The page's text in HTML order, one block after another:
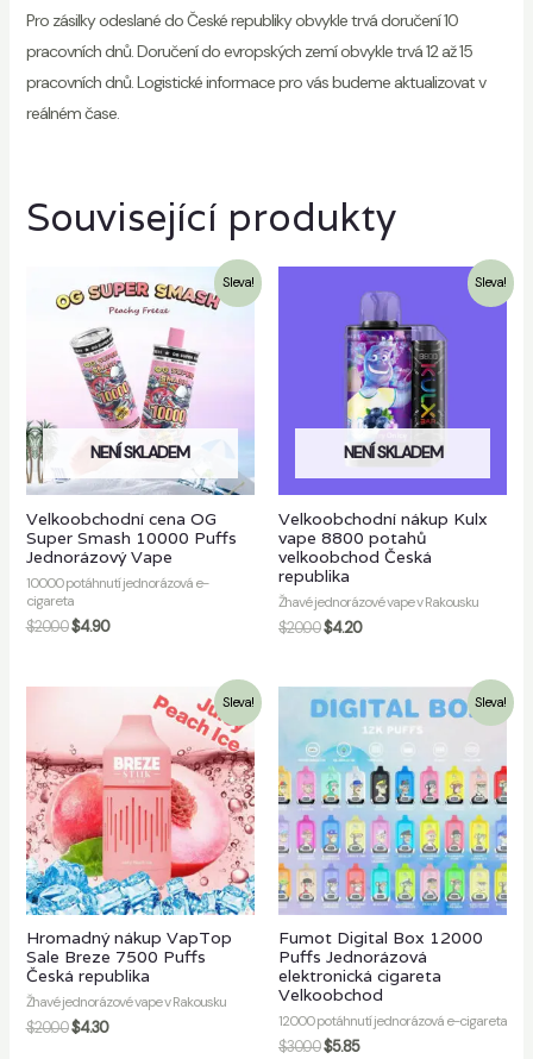
Pro zásilky odeslané do České republiky obvykle trvá doručení 10
pracovních dnů. Doručení do evropských zemí obvykle trvá 12 až 15
pracovních dnů. Logistické informace pro vás budeme aktualizovat v
reálném čase.
Související produkty
Sleva!
NENÍ SKLADEM
Velkoobchodní cena OG
Super Smash 10000 Puffs
Jednorázový Vape
10000 potáhnutí jednorázová e-
cigareta
$20.00$4.90
Sleva!
NENÍ SKLADEM
Velkoobchodní nákup Kulx
vape 8800 potahů
velkoobchod Česká
republika
Žhavé jednorázové vape v Rakousku
$20.00$4.20
Sleva!
Hromadný nákup VapTop
Sale Breze 7500 Puffs
Česká republika
Žhavé jednorázové vape v Rakousku
$20.00$4.30
Sleva!
Fumot Digital Box 12000
Puffs Jednorázová
elektronická cigareta
Velkoobchod
12000 potáhnutí jednorázová e-cigareta
$30.00$5.85